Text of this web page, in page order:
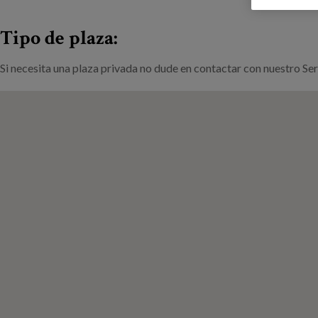
Tipo de plaza:
Si necesita una plaza privada no dude en contactar con nuestro